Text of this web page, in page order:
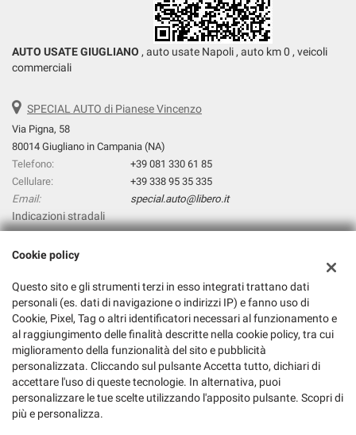
AUTO USATE GIUGLIANO , auto usate Napoli , auto km 0 , veicoli
commerciali
SPECIAL AUTO di Pianese Vincenzo
Via Pigna, 58
80014 Giugliano in Campania (NA)
Telefono:
+39 081 330 61 85
Cellulare:
+39 338 95 35 335
Email:
special.auto@libero.it
Indicazioni stradali
Special Auto di Pianese Vincenzo
Via prolungamento Pigna, 31, Giugliano in Campania (NA)
C.F/P.IVA: 06303381211
Registro delle imprese:NA
Cookie policy
Questo sito e gli strumenti terzi in esso integrati trattano dati
personali (es. dati di navigazione o indirizzi IP) e fanno uso di
Cookie, Pixel, Tag o altri identificatori necessari al funzionamento e
al raggiungimento delle finalità descritte nella cookie policy, tra cui
miglioramento della funzionalità del sito e pubblicità
personalizzata. Cliccando sul pulsante Accetta tutto, dichiari di
accettare l'uso di queste tecnologie. In alternativa, puoi
personalizzare le tue scelte utilizzando l'apposito pulsante. Scopri di
più e personalizza.